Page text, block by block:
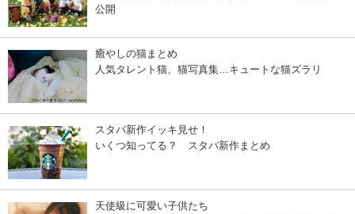
公開
癒やしの猫まとめ
人気タレント猫、猫写真集…キュートな猫ズラリ
スタバ新作イッキ見せ！
いくつ知ってる？ スタバ新作まとめ
天使級に可愛い子供たち